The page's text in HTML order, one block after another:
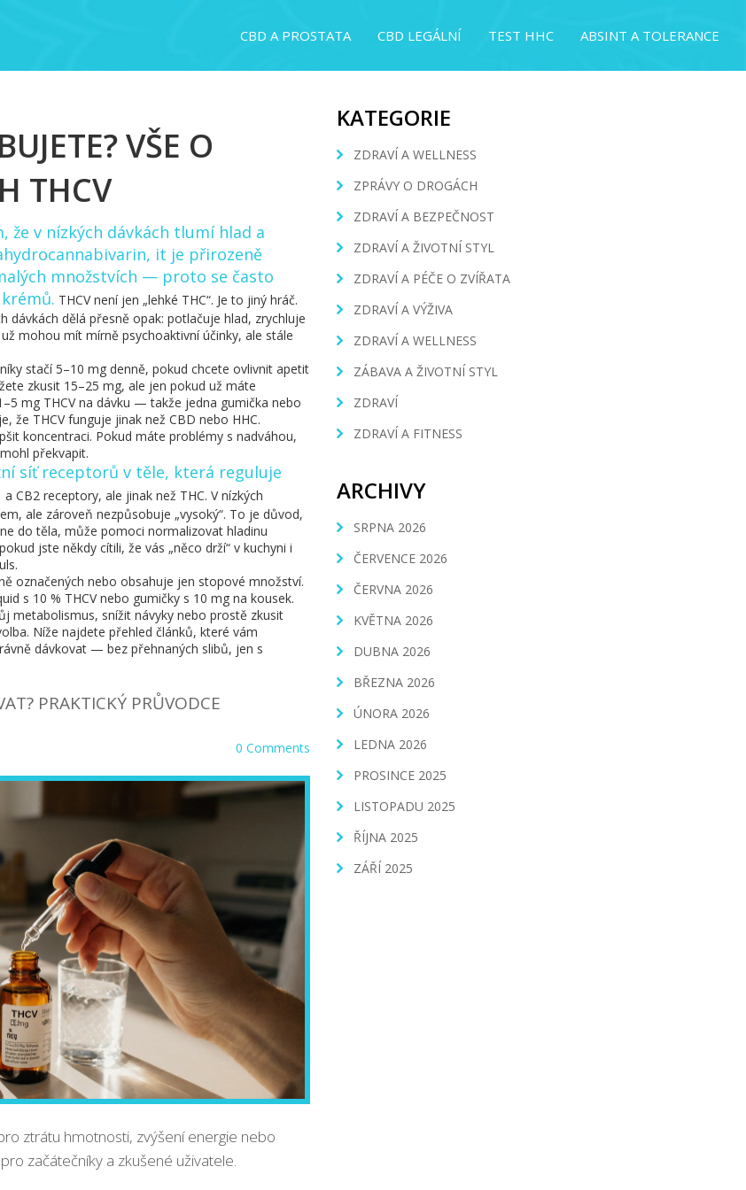
CBD A PROSTATA CBD LEGÁLNÍ TEST HHC ABSINT A TOLERANCE
VŠE O
THCV
že v nízkých dávkách tlumí hlad a
, it je přirozeně
množstvích — proto se často
THCV není jen „lehké THC“. Je to jiný hráč.
dávkách dělá přesně opak: potlačuje hlad, zrychluje
mohou mít mírně psychoaktivní účinky, ale stále
stačí 5–10 mg denně, pokud chcete ovlivnit apetit
zkusit 15–25 mg, ale jen pokud už máte
mg THCV na dávku — takže jedna gumička nebo
že THCV funguje jinak než CBD nebo HHC.
koncentraci. Pokud máte problémy s nadváhou,
překvapit.
síť receptorů v těle, která reguluje
a CB2 receptory, ale jinak než THC. V nízkých
ale zároveň nezpůsobuje „vysoký“. To je důvod,
do těla, může pomoci normalizovat hladinu
jste někdy cítili, že vás „něco drží“ v kuchyni i
označených nebo obsahuje jen stopové množství.
s 10 % THCV nebo gumičky s 10 mg na kousek.
metabolismus, snížit návyky nebo prostě zkusit
Níže najdete přehled článků, které vám
dávkovat — bez přehnaných slibů, jen s
PRAKTICKÝ PRŮVODCE
0 Comments
ztrátu hmotnosti, zvýšení energie nebo
začátečníky a zkušené uživatele.
KATEGORIE
ZDRAVÍ A WELLNESS
ZPRÁVY O DROGÁCH
ZDRAVÍ A BEZPEČNOST
ZDRAVÍ A ŽIVOTNÍ STYL
ZDRAVÍ A PÉČE O ZVÍŘATA
ZDRAVÍ A VÝŽIVA
ZDRAVÍ A WELLNESS
ZÁBAVA A ŽIVOTNÍ STYL
ZDRAVÍ
ZDRAVÍ A FITNESS
ARCHIVY
SRPNA 2026
ČERVENCE 2026
ČERVNA 2026
KVĚTNA 2026
DUBNA 2026
BŘEZNA 2026
ÚNORA 2026
LEDNA 2026
PROSINCE 2025
LISTOPADU 2025
ŘÍJNA 2025
ZÁŘÍ 2025